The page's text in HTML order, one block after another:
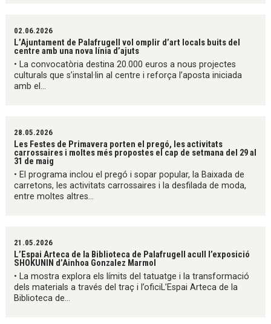
02.06.2026
L’Ajuntament de Palafrugell vol omplir d’art locals buits del
centre amb una nova línia d’ajuts
• La convocatòria destina 20.000 euros a nous projectes
culturals que s’instal·lin al centre i reforça l’aposta iniciada
amb el...
28.05.2026
Les Festes de Primavera porten el pregó, les activitats
carrossaires i moltes més propostes el cap de setmana del 29 al
31 de maig
• El programa inclou el pregó i sopar popular, la Baixada de
carretons, les activitats carrossaires i la desfilada de moda,
entre moltes altres...
21.05.2026
L’Espai Arteca de la Biblioteca de Palafrugell acull l’exposició
SHOKUNIN d’Ainhoa Gonzalez Marmol
• La mostra explora els límits del tatuatge i la transformació
dels materials a través del traç i l’oficiL’Espai Arteca de la
Biblioteca de...